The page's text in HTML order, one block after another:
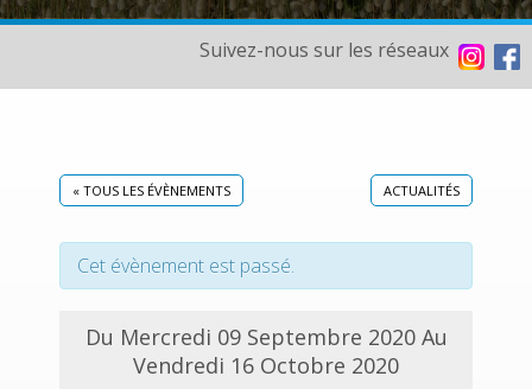
Suivez-nous sur les réseaux
« TOUS LES ÉVÈNEMENTS ACTUALITÉS
Cet évènement est passé.
Du Mercredi 09 Septembre 2020 Au
Vendredi 16 Octobre 2020